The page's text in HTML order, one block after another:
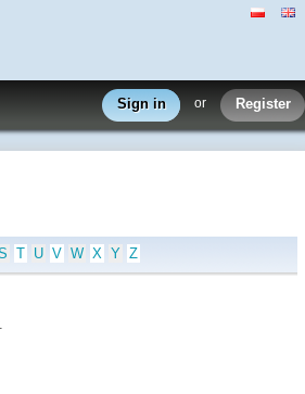
Sign in or Register
T U V W X Y Z